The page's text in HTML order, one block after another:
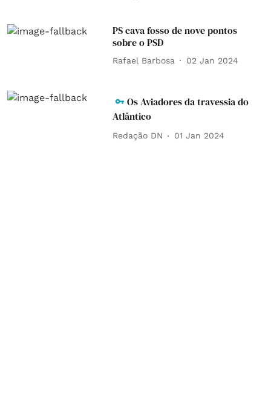
PS cava fosso de nove pontos
sobre o PSD
Rafael Barbosa 02 Jan 2024
Os Aviadores da travessia do
Atlântico
Redação DN 01 Jan 2024